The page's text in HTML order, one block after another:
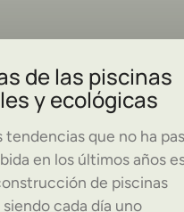
de las piscinas
y ecológicas
tendencias que no ha
en los últimos años
de piscinas
cada día uno